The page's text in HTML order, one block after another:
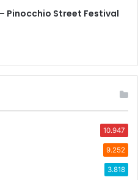
– Pinocchio Street Festival
10.947
9.252
3.818